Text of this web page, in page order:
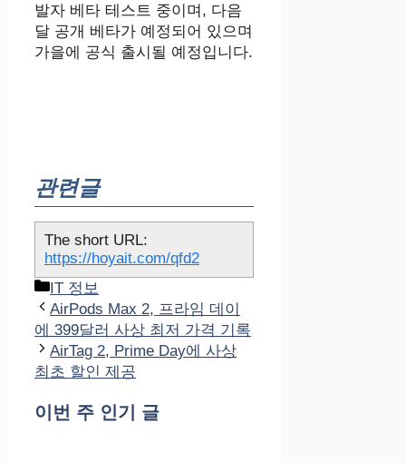
발자 베타 테스트 중이며, 다음
달 공개 베타가 예정되어 있으며
가을에 공식 출시될 예정입니다.
관련글
The short URL:
https://hoyait.com/qfd2
카
테
고
리
IT 정보
AirPods Max 2, 프라임 데이
에 399달러 사상 최저 가격 기록
AirTag 2, Prime Day에 사상
최초 할인 제공
이번 주 인기 글